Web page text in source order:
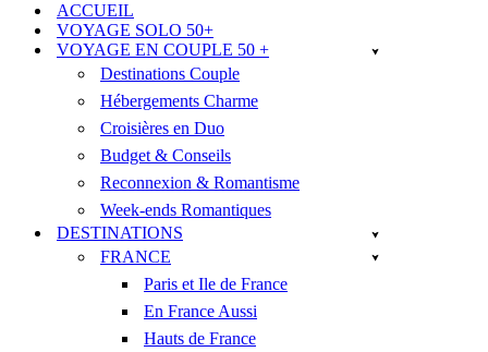
navigationACCUEIL
VOYAGE SOLO 50+
VOYAGE EN COUPLE 50 +
Destinations Couple
Hébergements Charme
Croisières en Duo
Budget & Conseils
Reconnexion & Romantisme
Week-ends Romantiques
DESTINATIONS
FRANCE
Paris et Ile de France
En France Aussi
Hauts de France